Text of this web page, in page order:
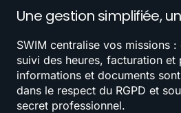
Une gestion simplifiée,
SWIM centralise vos missions
suivi des heures, facturation et
informations et documents
dans le respect du RGPD et
secret professionnel.